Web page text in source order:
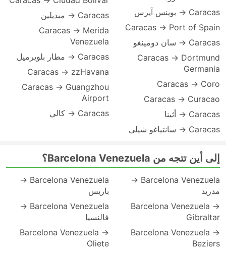
Caracas → بوينس آيرس
Caracas → Port of Spain
Caracas → سان دومينغو
Caracas → Dortmund
Germania
Caracas → Coro
Caracas → Curacao
Caracas → أثينا
Caracas → سانتياغو شيلي
Caracas → ميديلين
Caracas → Merida
Venezuela
Caracas → مطار بلويرميل
Caracas → zzHavana
Caracas → Guangzhou
Airport
Caracas → كالي
إلى أين تتجه من Barcelona Venezuela؟
Barcelona Venezuela →
مدريد
Barcelona Venezuela →
Gibraltar
Barcelona Venezuela →
Beziers
Barcelona Venezuela →
باريس
Barcelona Venezuela →
فالنسيا
Barcelona Venezuela →
Oliete